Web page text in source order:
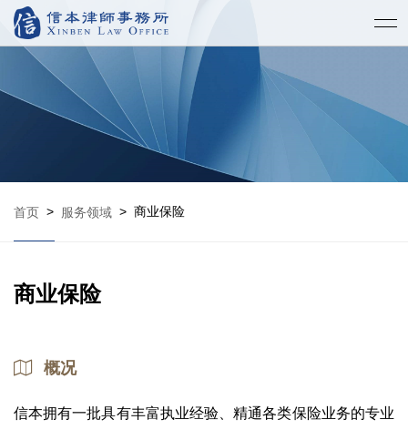
首页 > 服务领域 > 商业保险
商业保险
概况
信本拥有一批具有丰富执业经验、精通各类保险业务的专业